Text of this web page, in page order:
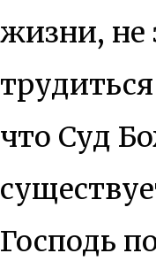
жизни, не
что Суд
Господь